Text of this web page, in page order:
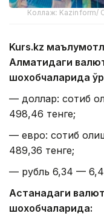
Коллаж: Kazinform/
Kurs.kz
Алматидаги
шохобчаларида
— доллар: сотиб
498,46 тенге;
— евро: сотиб
489,36 тенге;
— рубль 6,34 —
Астанадаги
шохобчаларида: